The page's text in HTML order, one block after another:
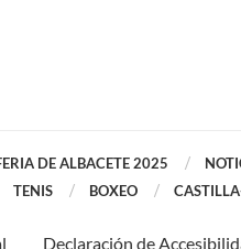
DE ALBACETE 2025
TENIS BOXEO
Declaración de